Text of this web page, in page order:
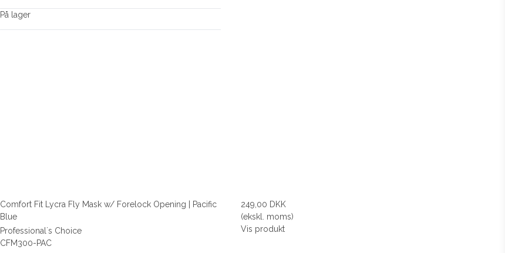
På lager
Comfort Fit Lycra Fly Mask w/ Forelock Opening | Pacific
Blue
Professional´s Choice
CFM300-PAC
249,00 DKK
(ekskl. moms)
Vis produkt